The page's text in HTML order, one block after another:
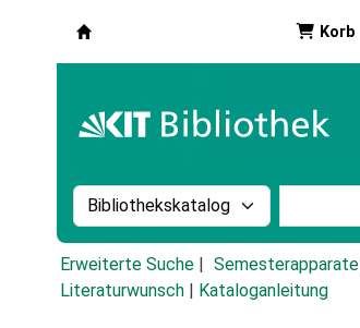
Korb
Suche im Katalog nach:
Erweiterte Suche Semesterapparate
Literaturwunsch
Kataloganleitung